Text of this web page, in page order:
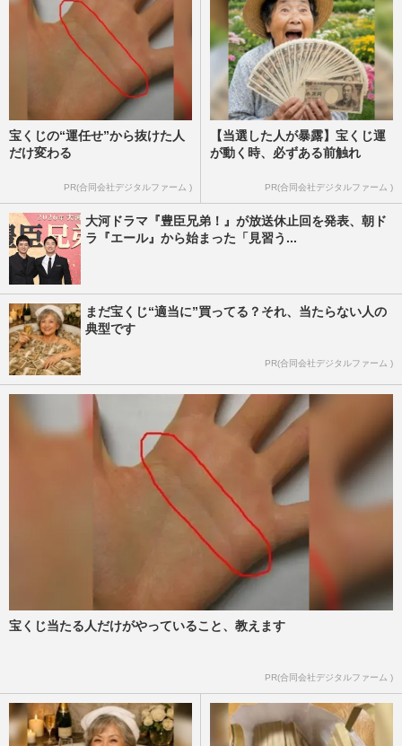
宝くじの“運任せ”から抜けた人
だけ変わる
PR(合同会社デジタルファーム )
【当選した人が暴露】宝くじ運
が動く時、必ずある前触れ
PR(合同会社デジタルファーム )
大河ドラマ『豊臣兄弟！』が放送休止回を発表、朝ド
ラ『エール』から始まった「見習う...
まだ宝くじ“適当に”買ってる？それ、当たらない人の
典型です
PR(合同会社デジタルファーム )
宝くじ当たる人だけがやっていること、教えます
PR(合同会社デジタルファーム )